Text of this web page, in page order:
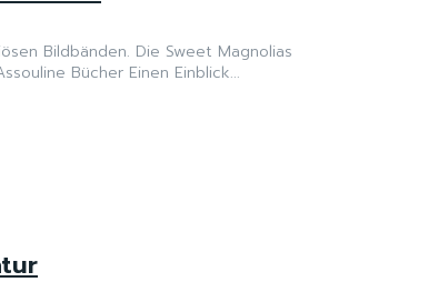
Bildbänden. Die Sweet Magnolias
Bücher Einen Einblick...